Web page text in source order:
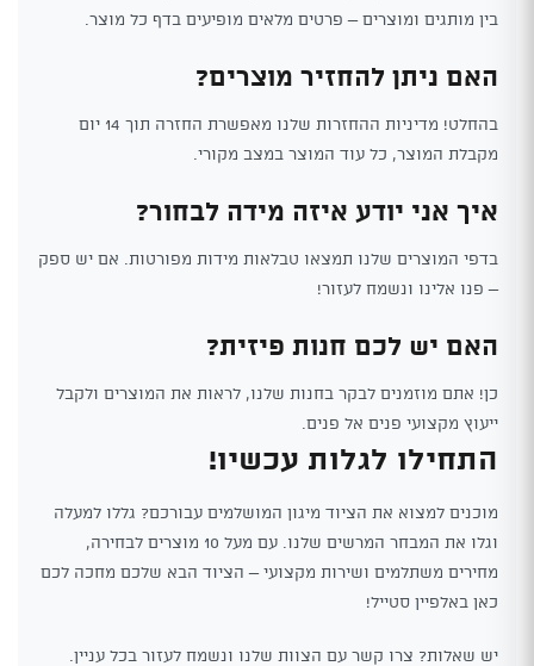
בין מותגים ומוצרים – פרטים מלאים מופיעים בדף כל מוצר.
האם ניתן להחזיר מוצרים?
בהחלט! מדיניות ההחזרות שלנו מאפשרת החזרה תוך 14 יום
מקבלת המוצר, כל עוד המוצר במצב מקורי.
איך אני יודע איזה מידה לבחור?
בדפי המוצרים שלנו תמצאו טבלאות מידות מפורטות. אם יש ספק
– פנו אלינו ונשמח לעזור!
האם יש לכם חנות פיזית?
כן! אתם מוזמנים לבקר בחנות שלנו, לראות את המוצרים ולקבל
ייעוץ מקצועי פנים אל פנים.
התחילו לגלות עכשיו!
מוכנים למצוא את הציוד מיגון המושלמים עבורכם? גללו למעלה
וגלו את המבחר המרשים שלנו. עם מעל 10 מוצרים לבחירה,
מחירים משתלמים ושירות מקצועי – הציוד הבא שלכם מחכה לכם
כאן באלפיין סטייל!
יש שאלות? צרו קשר עם הצוות שלנו ונשמח לעזור בכל עניין.